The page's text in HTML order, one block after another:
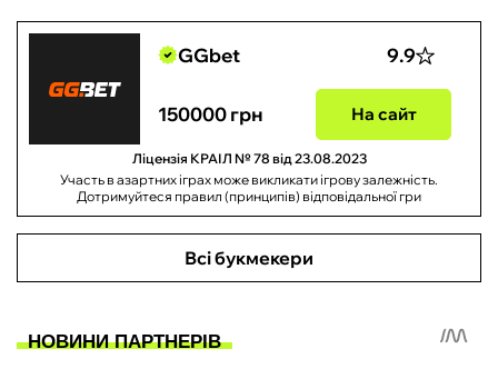
GGbet 9.9
150000 грн На сайт
Ліцензія КРАІЛ № 78 від 23.08.2023
Участь в азартних іграх може викликати ігрову залежність.
Дотримуйтеся правил (принципів) відповідальної гри
Всі букмекери